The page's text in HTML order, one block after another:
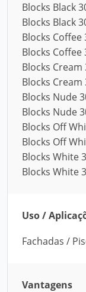
Blocks Black
Blocks Black
Blocks Coffee
Blocks Coffee
Blocks Cream
Blocks Cream
Blocks Nude
Blocks Nude
Blocks Off
Blocks Off
Blocks White
Blocks White
Uso /
Fachadas /
Vantagens